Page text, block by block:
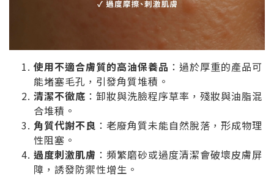
使用不適合膚質的高油保養品 ：過於厚重的產品可
能堵塞毛孔，引發角質堆積。
清潔不徹底 ：卸妝與洗臉程序草率，殘妝與油脂混
合堆積。
角質代謝不良 ：老廢角質未能自然脫落，形成物理
性阻塞。
過度刺激肌膚 ：頻繁磨砂或過度清潔會破壞皮膚屏
障，誘發防禦性增生。